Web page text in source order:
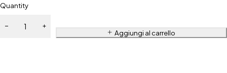
Quantity
Aggiungi al carrello